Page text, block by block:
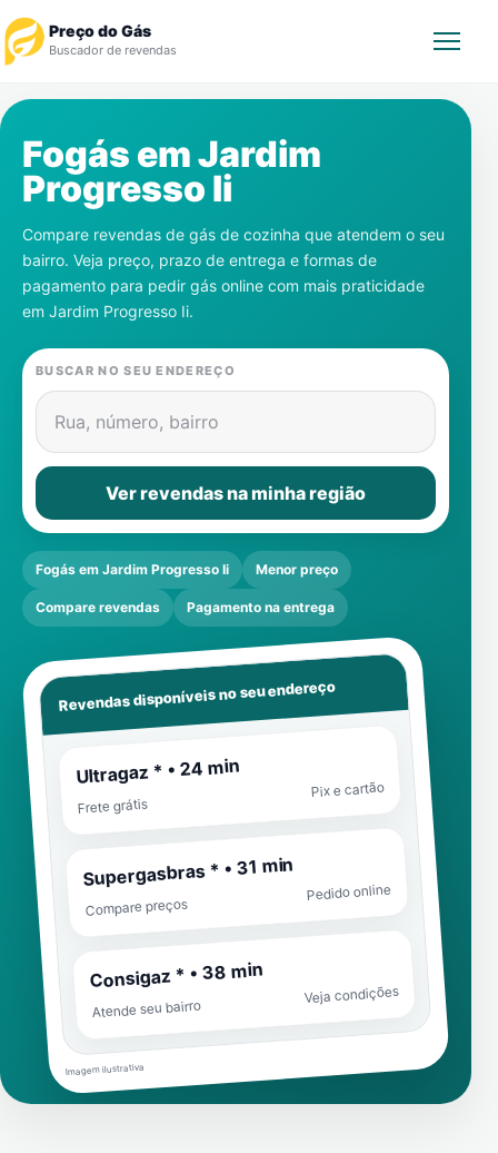
Preço do Gás
Buscador de revendas
Revendedor
Notícias
Cadastre-se
Gás
Contatos
Fogás emJardim
Progresso Ii
Compare revendas de gás de cozinha que atendem o seu
bairro. Veja preço, prazo de entrega e formas de
pagamento para pedir gás online com mais praticidade
em Jardim Progresso Ii.
BUSCAR NO SEU ENDEREÇO
Rua, número, bairro
Ver revendas na minha região
Fogás em Jardim Progresso Ii Menor preço
Compare revendas Pagamento na entrega
Revendas disponíveis no seu endereço
Ultragaz * • 24 min
Frete grátis
Pix e cartão
Supergasbras * • 31 min
Compare preços
Pedido online
Consigaz * • 38 min
Atende seu bairro
Veja condições
Imagem ilustrativa